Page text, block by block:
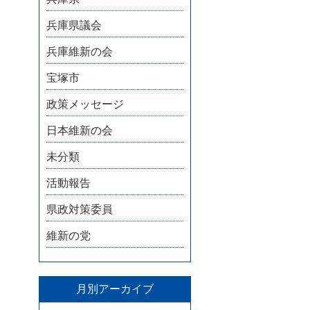
兵庫県議会
兵庫維新の会
宝塚市
政策メッセージ
日本維新の会
未分類
活動報告
県政対策委員
維新の党
月別アーカイブ